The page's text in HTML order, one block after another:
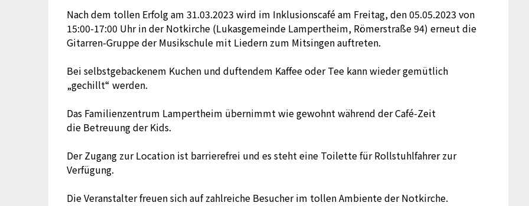
Nach dem tollen Erfolg am 31.03.2023 wird im Inklusionscafé am Freitag, den 05.05.2023 von
15:00-17:00 Uhr in der Notkirche (Lukasgemeinde Lampertheim, Römerstraße 94) erneut die
Gitarren-Gruppe der Musikschule mit Liedern zum Mitsingen auftreten.
Bei selbstgebackenem Kuchen und duftendem Kaffee oder Tee kann wieder gemütlich
„gechillt“ werden.
Das Familienzentrum Lampertheim übernimmt wie gewohnt während der Café-Zeit
die Betreuung der Kids.
Der Zugang zur Location ist barrierefrei und es steht eine Toilette für Rollstuhlfahrer zur
Verfügung.
Die Veranstalter freuen sich auf zahlreiche Besucher im tollen Ambiente der Notkirche.